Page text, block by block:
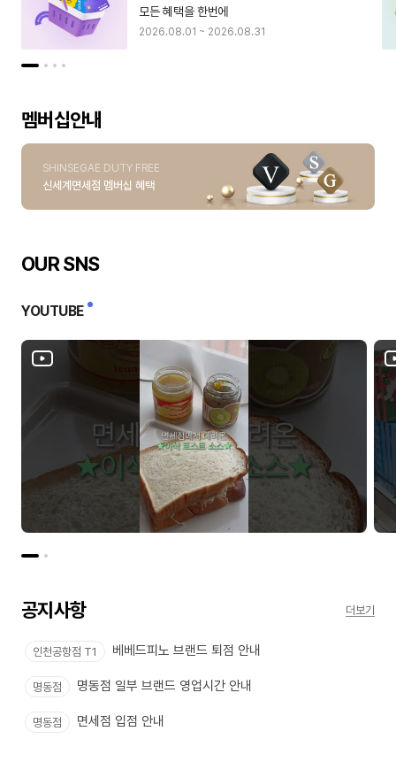
모든 혜택을 한번에
2026.08.01 ~ 2026.08.31
멤버십안내
SHINSEGAE DUTY FREE
신세계면세점 멤버십 혜택
OUR SNS
YOUTUBE
Y
공지사항 더보기
인천공항점 T1 베베드피노 브랜드 퇴점 안내
명동점 명동점 일부 브랜드 영업시간 안내
명동점 면세점 입점 안내